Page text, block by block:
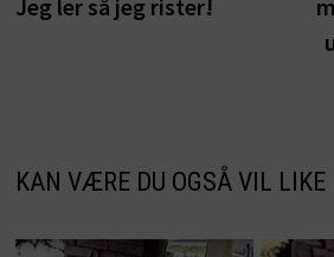
Jeg ler så jeg rister!
KAN VÆRE DU OGSÅ VIL LIKE